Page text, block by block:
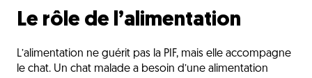
Le rôle de l’alimentation
L’alimentation ne guérit pas la PIF, mais elle accompagne
le chat. Un chat malade a besoin d’une alimentation